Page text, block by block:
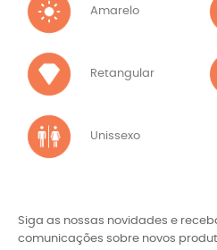
Amarelo
Retangular
Unissexo
Siga as nossas novidades e
comunicações sobre novos